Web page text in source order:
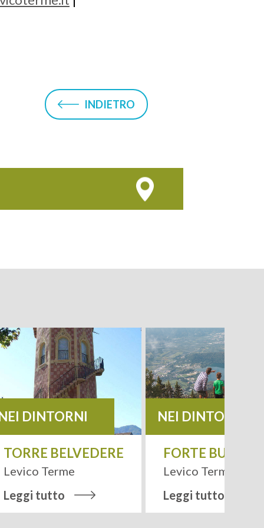
INDIETRO
Leaflet| Tiles © MapQuest
DINTORNI
TORRE BELVEDERE
Levico Terme
Leggi tutto
NEI DINTORNI
FORTE BUSA
Levico Terme
Leggi tutto